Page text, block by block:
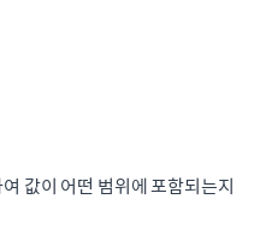
값이 어떤 범위에 포함되는지